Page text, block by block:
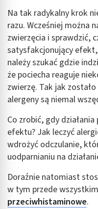
Na tak radykalny krok
razu. Wcześniej można
zwierzęcia i sprawdzić,
satysfakcjonujący
należy szukać gdzie
że pociecha reaguje
zwierzę. Tak jak
alergeny są niemal
Co zrobić, gdy
efektu? Jak leczyć
wdrożyć odczulanie,
uodparnianiu na
Doraźnie natomiast
w tym przede wszystkim
przeciwhistaminowe.
Użycie dokładnych
Identyfikowanie
aktywnie żądanych
Cele przetwarzania inne niż
Niezbędne
Wydajność
Reklama / śledzenie